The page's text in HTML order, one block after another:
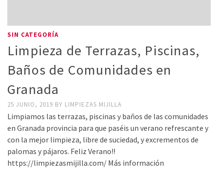
SIN CATEGORÍA
Limpieza de Terrazas, Piscinas,
Baños de Comunidades en
Granada
25 JUNIO, 2019 BY LIMPIEZAS MIJILLA
Limpiamos las terrazas, piscinas y baños de las comunidades
en Granada provincia para que paséis un verano refrescante y
con la mejor limpieza, libre de suciedad, y excrementos de
palomas y pájaros. Feliz Verano!!
https://limpiezasmijilla.com/ Más información